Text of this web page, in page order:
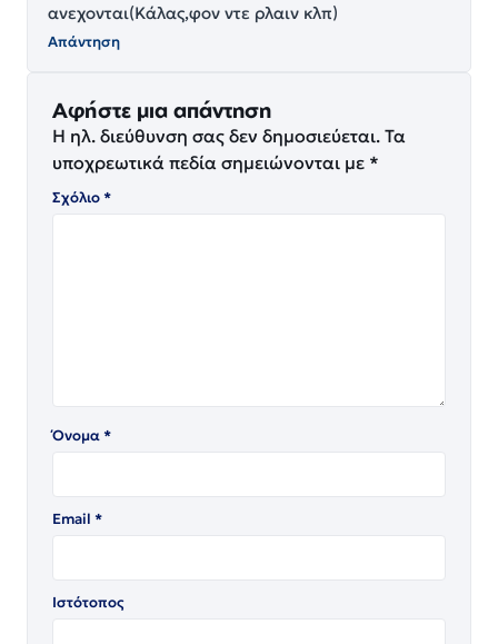
ανεχονται(Κάλας,φον ντε ρλαιν κλπ)
Απάντηση
Αφήστε μια απάντηση
Η ηλ. διεύθυνση σας δεν δημοσιεύεται. Τα
υποχρεωτικά πεδία σημειώνονται με *
Σχόλιο*
Όνομα*
Email *
Ιστότοπος